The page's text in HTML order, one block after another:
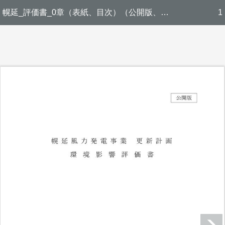
幌延_評価書_0章（表紙、目次）（公開版、電子縦覧用） 1